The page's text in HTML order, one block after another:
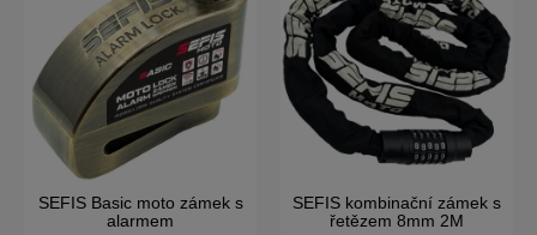
SEFIS RCX moto batoh na
motorku
SEFIS Sport brašna 2v1 na
motocykl